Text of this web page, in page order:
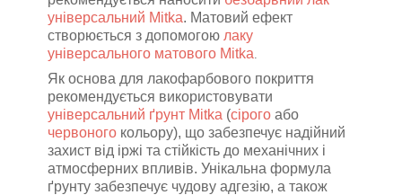
універсальний Mitka. Матовий ефект
створюється з допомогою лаку
універсального матового Mitka
Як основа для лакофарбового покриття
рекомендується використовувати
універсальний ґрунт Mitka (сірого або
червоного кольору), що забезпечує надійний
захист від іржі та стійкість до механічних і
атмосферних впливів. Унікальна формула
ґрунту забезпечує чудову адгезію, а також